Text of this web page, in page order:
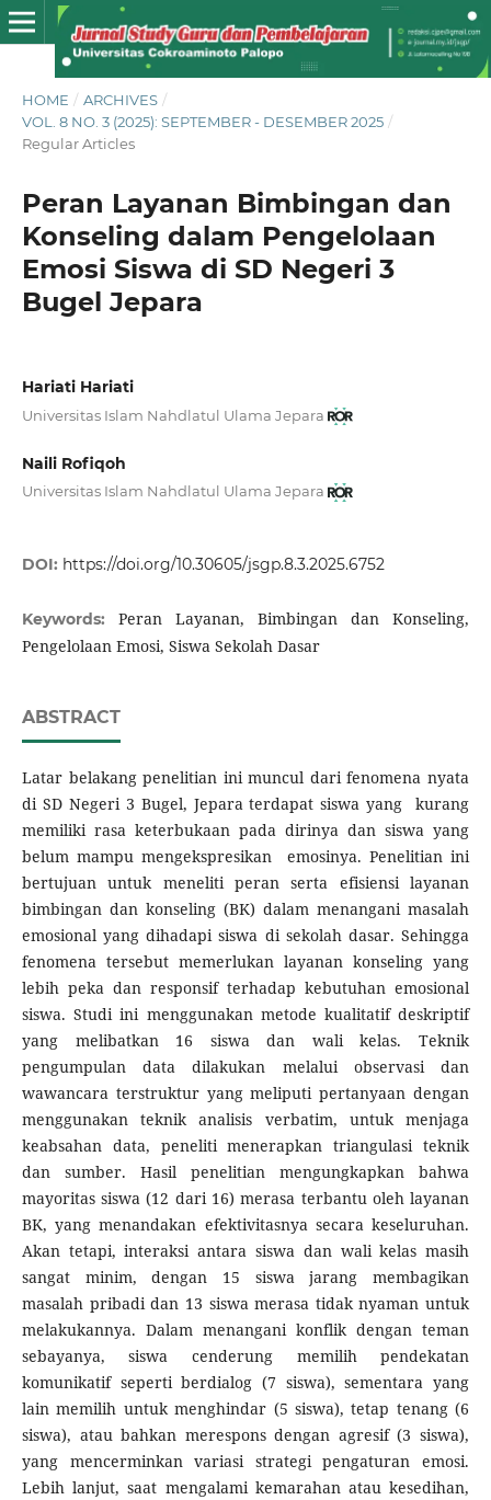
HOME / ARCHIVES /
VOL. 8 NO. 3 (2025): SEPTEMBER - DESEMBER 2025 /
Regular Articles
Peran Layanan Bimbingan dan
Konseling dalam Pengelolaan
Emosi Siswa di SD Negeri 3
Bugel Jepara
Hariati Hariati
Universitas Islam Nahdlatul Ulama Jepara
Naili Rofiqoh
Universitas Islam Nahdlatul Ulama Jepara
DOI: https://doi.org/10.30605/jsgp.8.3.2025.6752
Keywords: Peran Layanan, Bimbingan dan Konseling,
Pengelolaan Emosi, Siswa Sekolah Dasar
ABSTRACT
Latar belakang penelitian ini muncul dari fenomena nyata
di SD Negeri 3 Bugel, Jepara terdapat siswa yang kurang
memiliki rasa keterbukaan pada dirinya dan siswa yang
belum mampu mengekspresikan emosinya. Penelitian ini
bertujuan untuk meneliti peran serta efisiensi layanan
bimbingan dan konseling (BK) dalam menangani masalah
emosional yang dihadapi siswa di sekolah dasar. Sehingga
fenomena tersebut memerlukan layanan konseling yang
lebih peka dan responsif terhadap kebutuhan emosional
siswa. Studi ini menggunakan metode kualitatif deskriptif
yang melibatkan 16 siswa dan wali kelas. Teknik
pengumpulan data dilakukan melalui observasi dan
wawancara terstruktur yang meliputi pertanyaan dengan
menggunakan teknik analisis verbatim, untuk menjaga
keabsahan data, peneliti menerapkan triangulasi teknik
dan sumber. Hasil penelitian mengungkapkan bahwa
mayoritas siswa (12 dari 16) merasa terbantu oleh layanan
BK, yang menandakan efektivitasnya secara keseluruhan.
Akan tetapi, interaksi antara siswa dan wali kelas masih
sangat minim, dengan 15 siswa jarang membagikan
masalah pribadi dan 13 siswa merasa tidak nyaman untuk
melakukannya. Dalam menangani konflik dengan teman
sebayanya, siswa cenderung memilih pendekatan
komunikatif seperti berdialog (7 siswa), sementara yang
lain memilih untuk menghindar (5 siswa), tetap tenang (6
siswa), atau bahkan merespons dengan agresif (3 siswa),
yang mencerminkan variasi strategi pengaturan emosi.
Lebih lanjut, saat mengalami kemarahan atau kesedihan,